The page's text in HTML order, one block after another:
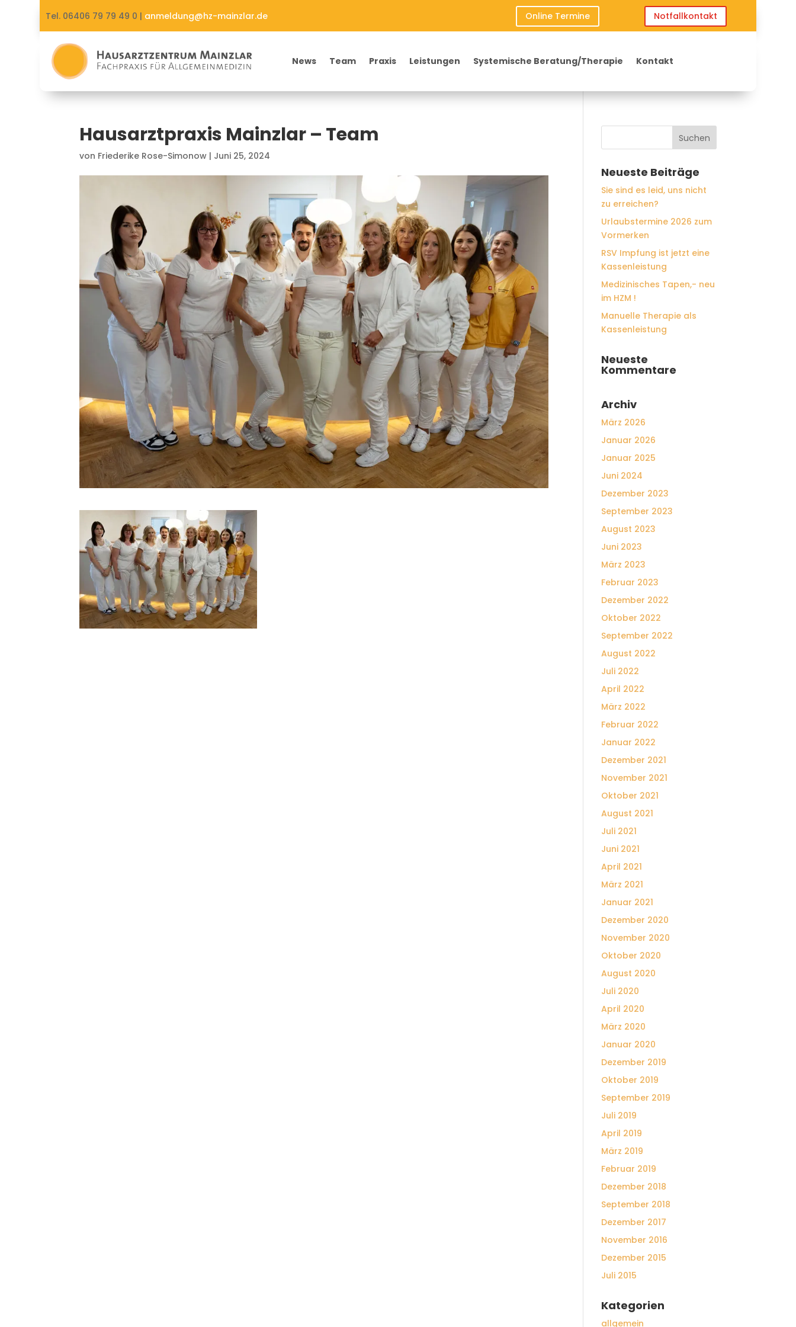
Tel. 06406 79 79 49 0 | anmeldung@hz-mainzlar.de Online Termine Notfallkontakt
News Team Praxis Leistungen Systemische Beratung/Therapie Kontakt
Hausarztpraxis Mainzlar – Team
von Friederike Rose-Simonow | Juni 25, 2024
Neueste Beiträge
Sie sind es leid, uns nicht
zu erreichen?
Urlaubstermine 2026 zum
Vormerken
RSV Impfung ist jetzt eine
Kassenleistung
Medizinisches Tapen,- neu
im HZM !
Manuelle Therapie als
Kassenleistung
Neueste
Kommentare
Archiv
März 2026
Januar 2026
Januar 2025
Juni 2024
Dezember 2023
September 2023
August 2023
Juni 2023
März 2023
Februar 2023
Dezember 2022
Oktober 2022
September 2022
August 2022
Juli 2022
April 2022
März 2022
Februar 2022
Januar 2022
Dezember 2021
November 2021
Oktober 2021
August 2021
Juli 2021
Juni 2021
April 2021
März 2021
Januar 2021
Dezember 2020
November 2020
Oktober 2020
August 2020
Juli 2020
April 2020
März 2020
Januar 2020
Dezember 2019
Oktober 2019
September 2019
Juli 2019
April 2019
März 2019
Februar 2019
Dezember 2018
September 2018
Dezember 2017
November 2016
Dezember 2015
Juli 2015
Kategorien
allgemein